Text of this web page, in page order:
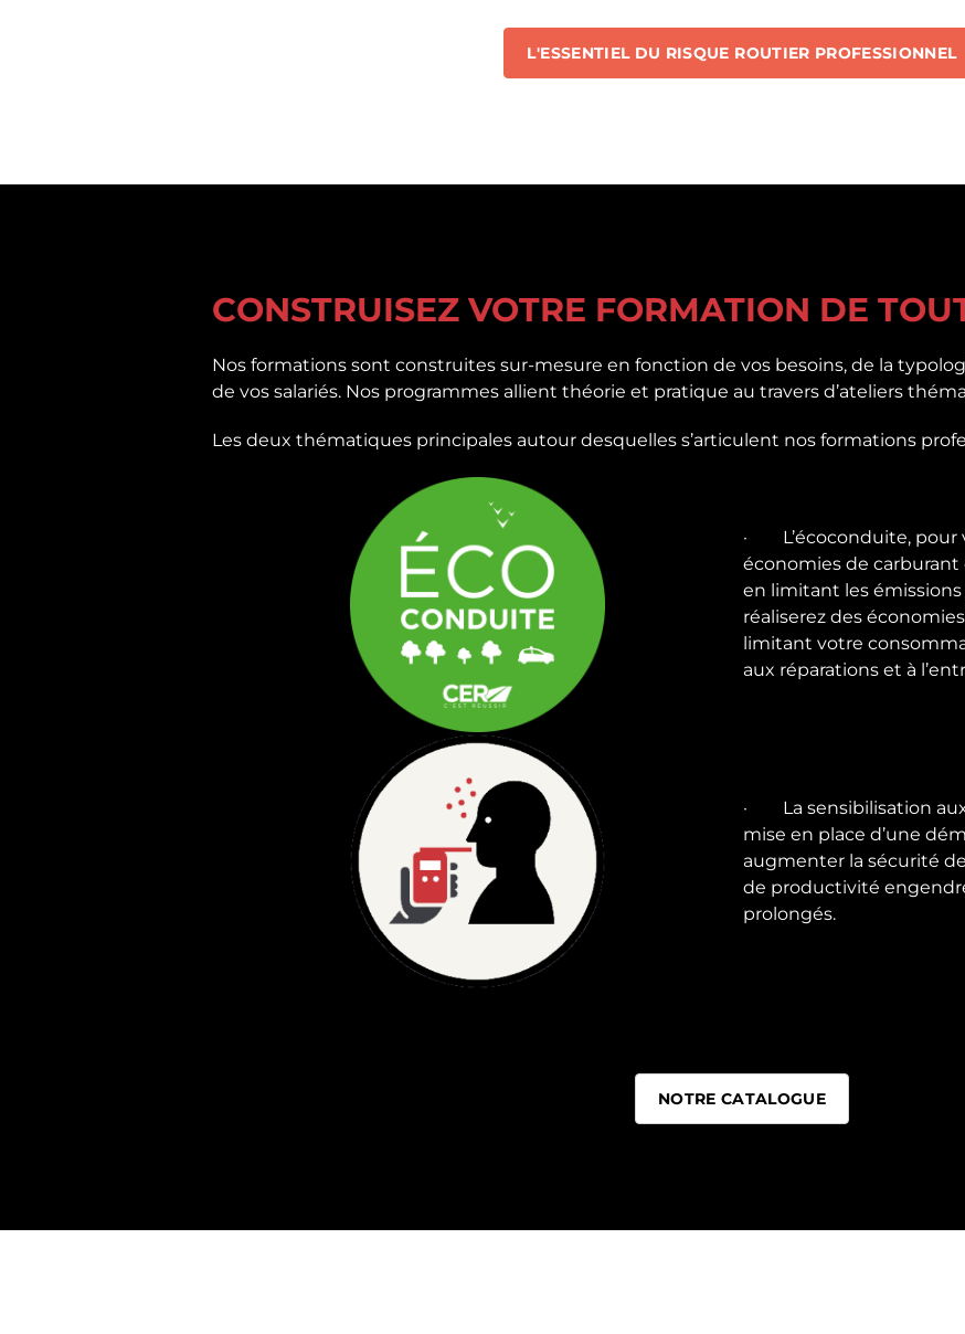
L'ESSENTIEL DU RISQUE ROUTIER PROFESSIONNEL
CONSTRUISEZ VOTRE FORMATION DE
Nos formations sont construites sur-mesure en fonction de vos besoins, de la
de vos salariés. Nos programmes allient théorie et pratique au travers d’ateliers
Les deux thématiques principales autour desquelles s’articulent nos formations
· L’écoconduite, pour
économies de
en limitant les
réaliserez des
limitant votre
aux réparations et à
· La sensibilisation aux
mise en place d’une
augmenter la sécurité
de productivité
prolongés.
NOTRE CATALOGUE